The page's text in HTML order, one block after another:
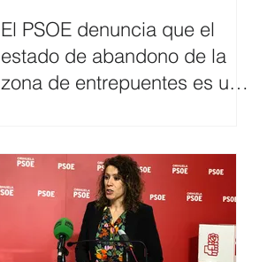
El PSOE denuncia que el
estado de abandono de la
zona de entrepuentes es un